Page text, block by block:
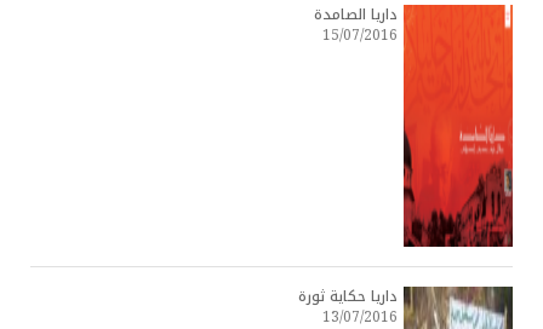
داريا الصامدة
15/07/2016
داريا حكاية ثورة
13/07/2016